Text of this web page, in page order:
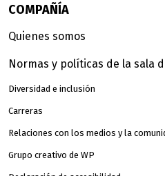
COMPAÑÍA
Quienes somos
Normas y políticas de la sala
Diversidad e inclusión
Carreras
Relaciones con los medios y la
Grupo creativo de WP